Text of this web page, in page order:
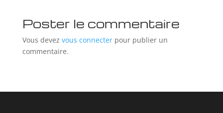
Poster le commentaire
Vous devez vous connecterpour publier un
commentaire.